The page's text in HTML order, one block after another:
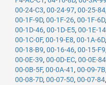
00-24-C3, 00-24-97, 00-25-84
00-1F-9D, 00-1F-26, 00-1F-6D,
00-1D-46, 00-1D-E5, 00-1E-14
00-1C-0F, 00-19-E8, 00-1A-6D,
00-18-B9, 00-16-46, 00-15-F9
00-0E-39, 00-0D-EC, 00-0E-84
00-0B-5F, 00-0A-41 , 00-09-7B
00-08-7D, 00-07-50, 00-07-84,